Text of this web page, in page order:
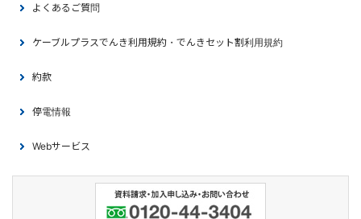
よくあるご質問
ケーブルプラスでんき利用規約・でんきセット割利用規約
約款
停電情報
Webサービス